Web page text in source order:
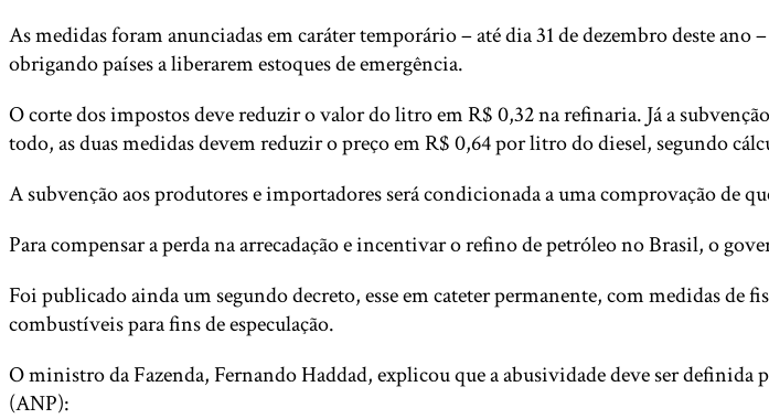
As medidas foram anunciadas em caráter temporário – até dia 31 de dezembro deste ano
obrigando países a liberarem estoques de emergência.
O corte dos impostos deve reduzir o valor do litro em R$ 0,32 na refinaria. Já a
todo, as duas medidas devem reduzir o preço em R$ 0,64 por litro do diesel, segundo
A subvenção aos produtores e importadores será condicionada a uma comprovação de
Para compensar a perda na arrecadação e incentivar o refino de petróleo no Brasil, o
Foi publicado ainda um segundo decreto, esse em cateter permanente, com medidas de
combustíveis para fins de especulação.
O ministro da Fazenda, Fernando Haddad, explicou que a abusividade deve ser
(ANP):